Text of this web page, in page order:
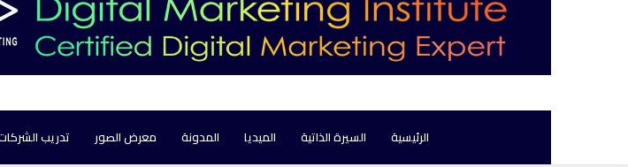
الرئيسية السيرة الذاتية الميديا المدونة معرض الصور تدريب